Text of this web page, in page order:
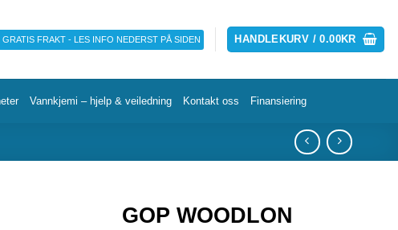
FRAKT - LES INFO NEDERST PÅ SIDEN HANDLEKURV /0.00KR
Vannkjemi – hjelp & veiledning Kontakt oss Finansiering
GOP WOODLON